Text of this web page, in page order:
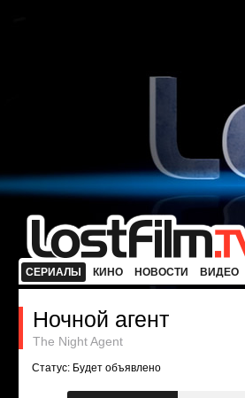
СЕРИАЛЫ КИНО НОВОСТИ ВИДЕО
Ночной агент
The Night Agent
Статус: Будет объявлено